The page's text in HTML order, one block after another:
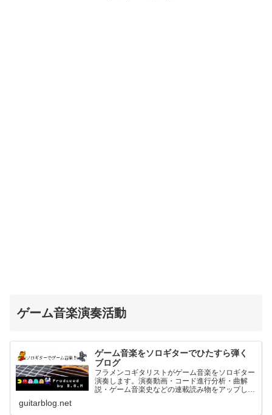
ゲーム音楽演奏活動
ゲーム音楽をソロギターでひたすら弾く
ブログ
フラメンコギタリストがゲーム音楽をソロギター
演奏します。演奏動画・コード進行分析・曲解
説・ゲーム音楽史などの連載読み物をアップして
guitarblog.net